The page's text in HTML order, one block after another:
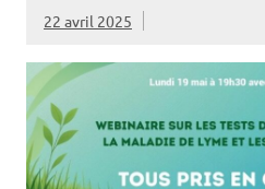
22 avril 2025